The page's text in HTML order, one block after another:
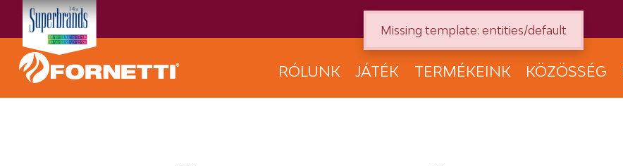
RÓLUNK JÁTÉK TERMÉKEINK KÖZÖSSÉG
Missing template: entities/default